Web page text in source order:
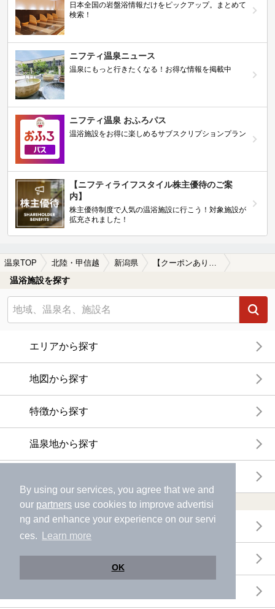
By using our services, you agree that we and
our partners use cookies to improve advertisi
ng and enhance your experience on our servi
ces.
Learn more
OK
日本全国の岩盤浴情報だけをピックアップ。まとめて
検索！
ニフティ温泉ニュース
温泉にもっと行きたくなる！お得な情報を掲載中
ニフティ温泉 おふろパス
温浴施設をお得に楽しめるサブスクリプションプラン
【ニフティライフスタイル株主優待のご案
内】
株主優待制度で人気の温浴施設に行こう！対象施設が
拡充されました！
温泉TOP 北陸・甲信越 新潟県 【クーポンあり】弥彦駅近くの温泉、日帰り温泉、スーパー銭湯おすすめ
温浴施設を探す
エリアから探す
地図から探す
特徴から探す
温泉地から探す
おトクに利用する
電子チケットが利用できる施設一覧
クーポンが利用できる施設一覧